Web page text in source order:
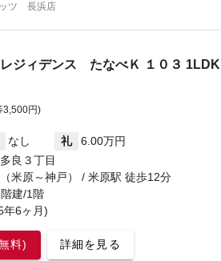
ッツ 長浜店
レジィデンス たなべＫ １０３ 1LDK
3,500円)
なし 礼
6.00万円
良３丁目
米原～神戸） / 米原駅 徒歩12分
建/1階
年6ヶ月)
料) 詳細を見る